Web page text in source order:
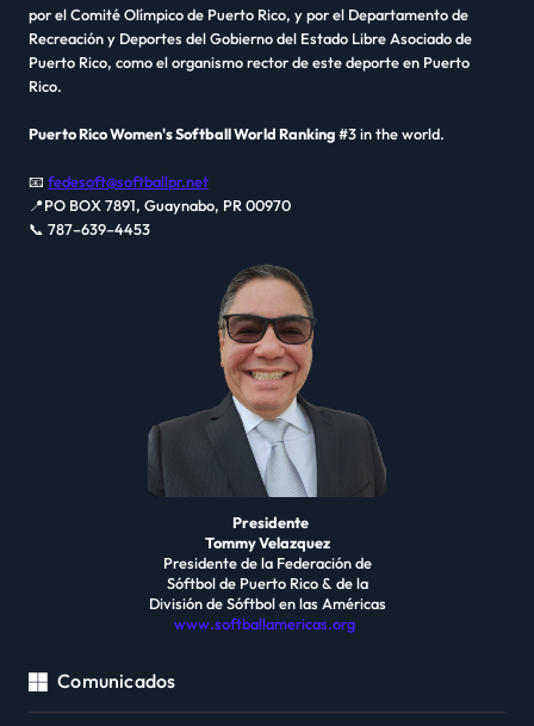
por el Comité Olímpico de Puerto Rico, y por el Departamento de
Recreación y Deportes del Gobierno del Estado Libre Asociado de
Puerto Rico, como el organismo rector de este deporte en Puerto
Rico.
Puerto Rico Women's Softball World Ranking#3 in the world.
📧 fedesoft@softballpr.net
📍PO BOX 7891, Guaynabo, PR 00970
📞 787–639–4453
Presidente
Tommy Velazquez
Presidente de la Federación de
Sóftbol de Puerto Rico & de la
División de Sóftbol en las Américas
www.softballamericas.org
Comunicados